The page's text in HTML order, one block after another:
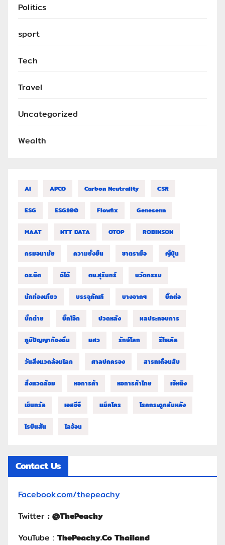
Politics
sport
Tech
Travel
Uncategorized
Wealth
AI APCO Carbon Neutrality CSR
ESG ESG100 Flowfix Genesenn
MAAT NTT DATA OTOP ROBINSON
กรมอนามัย ความยั่งยืน ชาตรามือ ญี่ปุ่น
ดร.นิด ดีโด้ ตม.สุรินทร์ นวัตกรรม
นักท่องเที่ยว บรรจุภัณฑ์ บางจากฯ บิ๊กต่อ
บิ๊กต่าย บิ๊กโจ๊ก ปวดหลัง ผลประกอบการ
ภูมิปัญญาท้องถิ่น มศว รักษ์โลก รีไซเคิล
วันสิ่งแวดล้อมโลก ศาลปกครอง สารทเดือนสิบ
สิ่งแวดล้อม หอการค้า หอการค้าไทย เจ้หนิง
เซ็นทรัล เอสซีจี แม็คโคร โรคกระดูกสันหลัง
โรบินสัน ไลอ้อน
Contact Us
Facebook.com/thepeachy
Twitter : @ThePeachy
YouTube : ThePeachy.Co Thailand